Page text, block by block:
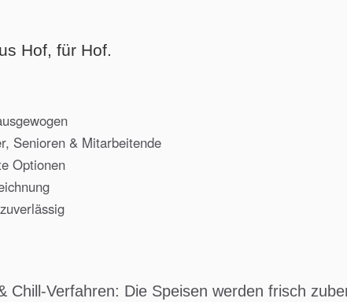
Hof, für Hof.
Senioren & Mitarbeitende
Optionen
Chill-Verfahren: Die Speisen werden frisch